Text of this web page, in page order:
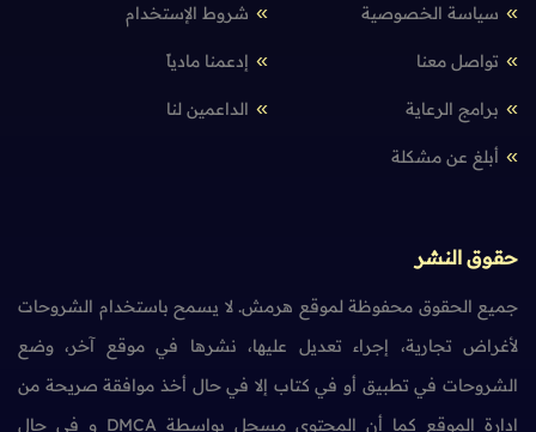
سياسة الخصوصية شروط الإستخدام
تواصل معنا إدعمنا مادياً
برامج الرعاية الداعمين لنا
أبلغ عن مشكلة
حقوق النشر
جميع الحقوق محفوظة لموقع هرمش. لا يسمح باستخدام الشروحات
لأغراض تجارية، إجراء تعديل عليها، نشرها في موقع آخر، وضع
الشروحات في تطبيق أو في كتاب إلا في حال أخذ موافقة صريحة من
إدارة الموقع كما أن المحتوى مسجل بواسطة DMCA و في حال